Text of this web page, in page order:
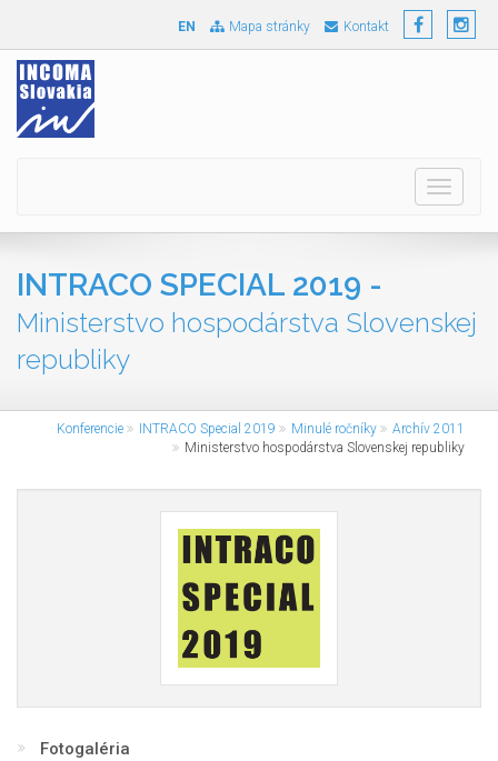
EN Mapa stránky Kontakt
Toggle
INTRACO SPECIAL 2019 -
Ministerstvo hospodárstva Slovenskej
republiky
Konferencie INTRACO Special 2019 Minulé ročníky
Archív 2011
Ministerstvo hospodárstva Slovenskej republiky
Fotogaléria